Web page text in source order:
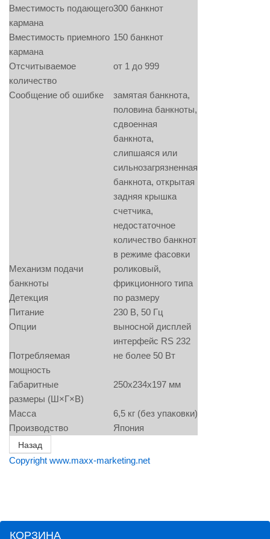
Вместимость подающего
кармана
300 банкнот
Вместимость приемного
кармана
150 банкнот
Отсчитываемое
количество
от 1 до 999
Сообщение об ошибке
замятая банкнота,
половина банкноты,
сдвоенная
банкнота,
слипшаяся или
сильнозагрязненная
банкнота, открытая
задняя крышка
счетчика,
недостаточное
количество банкнот
в режиме фасовки
Механизм подачи
банкноты
роликовый,
фрикционного типа
Детекция
по размеру
Питание
230 В, 50 Гц
Опции
выносной дисплей
интерфейс RS 232
Потребляемая
мощность
не более 50 Вт
Габаритные
размеры (Ш×Г×В)
250х234х197 мм
Масса
6,5 кг (без упаковки)
Производство
Япония
Copyright www.maxx-marketing.net
КОРЗИНА